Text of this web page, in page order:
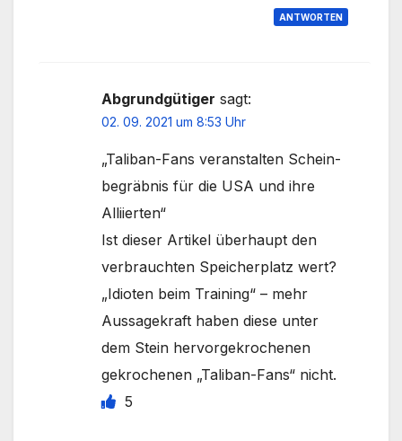
ANTWORTEN
Abgrundgütiger sagt:
02. 09. 2021 um 8:53 Uhr
„Taliban-Fans veran­stalten Schein­
be­gräbnis für die USA und ihre
Alliierten“
Ist dieser Artikel überhaupt den
verbrauchten Speicherplatz wert?
„Idioten beim Training“ – mehr
Aussagekraft haben diese unter
dem Stein hervorgekrochenen
gekrochenen „Taliban-Fans“ nicht.
5